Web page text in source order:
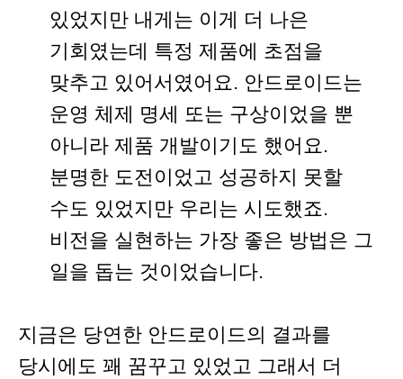
있었지만 내게는 이게 더 나은
기회였는데 특정 제품에 초점을
맞추고 있어서였어요. 안드로이드는
운영 체제 명세 또는 구상이었을 뿐
아니라 제품 개발이기도 했어요.
분명한 도전이었고 성공하지 못할
수도 있었지만 우리는 시도했죠.
비전을 실현하는 가장 좋은 방법은 그
일을 돕는 것이었습니다.
지금은 당연한 안드로이드의 결과를
당시에도 꽤 꿈꾸고 있었고 그래서 더